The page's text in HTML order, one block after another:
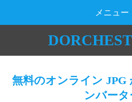
メニュー
無料のオンライン JPG
ンバータ